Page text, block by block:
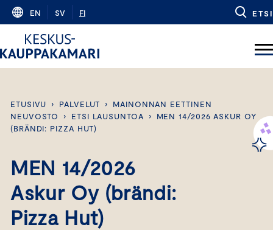
Skip
content
EN SV FI ETSI
ETUSIVU › PALVELUT ›
MAINONNAN EETTINEN
NEUVOSTO
› ETSI LAUSUNTOA ›
MEN 14/2026 ASKUR OY
(BRÄNDI: PIZZA HUT)
MEN 14/2026
Askur Oy (brändi:
Pizza Hut)